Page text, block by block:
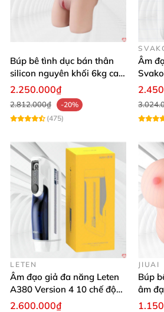
Máy thủ dâm tự động cho nam
AM2002 có kiểu dáng tiện dụng
thêm chân đế gắn tường
để anh
bất cứ mặt phẳng nào
và tự xử ở
Búp bê tình dục bán thân
silicon nguyên khối 6kg cao
cấp giá rẻ
2.250.000₫
2.812.000₫
-20%
(475)
Âm
khiển
LETEN
Âm đạo giả đa năng Leten
A380 Version 4 10 chế độ
bú mút sục
2.600.000₫
JIUAI
Búp
âm
cao